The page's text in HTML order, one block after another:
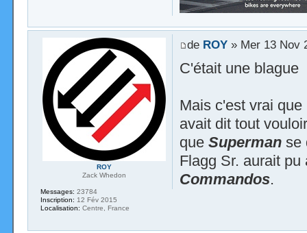
de ROY» Mer 13 Nov
C'était une blague
Mais c'est vrai
avait dit tout
que Superman se
Flagg Sr. aurait
Commandos.
ROY
Zack Whedon
Messages: 23784
Inscription: 12 Fév 2015
Localisation: Centre, France